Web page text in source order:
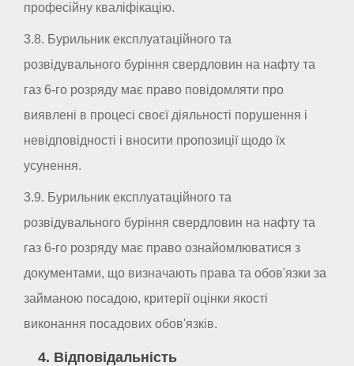
професійну кваліфікацію.
3.8. Бурильник експлуатаційного та
розвідувального буріння свердловин на нафту та
газ 6-го розряду має право повідомляти про
виявлені в процесі своєї діяльності порушення і
невідповідності і вносити пропозиції щодо їх
усунення.
3.9. Бурильник експлуатаційного та
розвідувального буріння свердловин на нафту та
газ 6-го розряду має право ознайомлюватися з
документами, що визначають права та обов'язки за
займаною посадою, критерії оцінки якості
виконання посадових обов'язків.
4. Відповідальність